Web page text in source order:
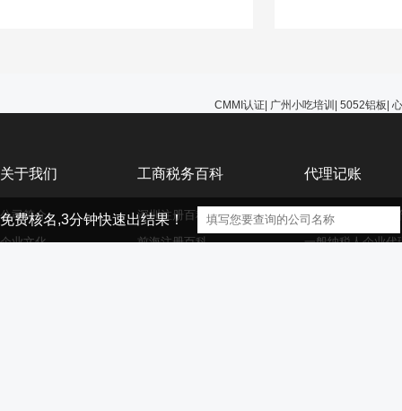
CMMI认证| 广州小吃培训 5052铝板
关于我们
公司简介
企业文化
工商税务百科
深圳注册百科
前海注册百科
代理记账
小规模纳税人企业
一般纳税人企业代
免费核名,3分钟快速出结果！